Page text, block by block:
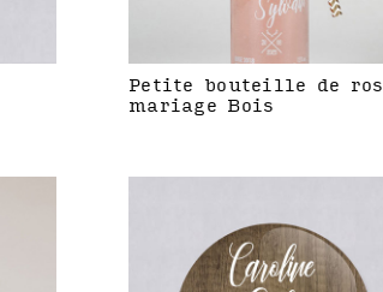
Petite bouteille de
mariage Bois